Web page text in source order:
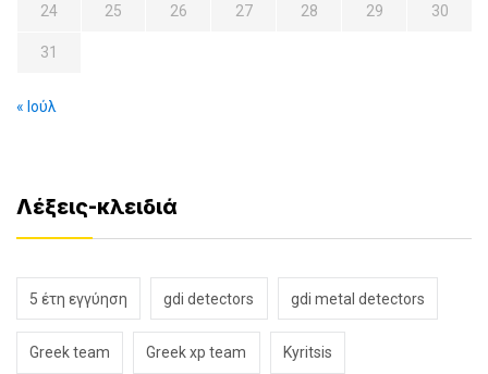
24 25 26 27 28 29 30
31
« Ιούλ
Λέξεις-κλειδιά
5 έτη εγγύηση gdi detectors gdi metal detectors
Greek team Greek xp team Kyritsis